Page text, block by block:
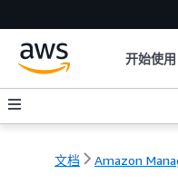
开始使用
文档 Amazon